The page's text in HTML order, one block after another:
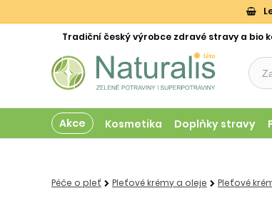
Tradiční český výrobce zdravé stravy a bio
Akce Kosmetika Doplňky stravy
Péče o pleť Pleťové krémy a oleje Pleťové